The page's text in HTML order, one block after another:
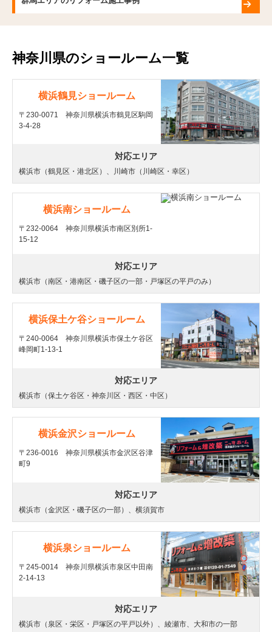
神奈川県のショールーム一覧
横浜鶴見ショールーム
〒230-0071 神奈川県横浜市鶴見区駒岡
3-4-28
対応エリア
横浜市（鶴見区・港北区）、川崎市（川崎区・幸区）
横浜南ショールーム
〒232-0064 神奈川県横浜市南区別所1-
15-12
対応エリア
横浜市（南区・港南区・磯子区の一部・戸塚区の平戸のみ）
横浜保土ケ谷ショールーム
〒240-0064 神奈川県横浜市保土ケ谷区
峰岡町1-13-1
対応エリア
横浜市（保土ケ谷区・神奈川区・西区・中区）
横浜金沢ショールーム
〒236-0016 神奈川県横浜市金沢区谷津
町9
対応エリア
横浜市（金沢区・磯子区の一部）、横須賀市
横浜泉ショールーム
〒245-0014 神奈川県横浜市泉区中田南
2-14-13
対応エリア
横浜市（泉区・栄区・戸塚区の平戸以外）、綾瀬市、大和市の一部